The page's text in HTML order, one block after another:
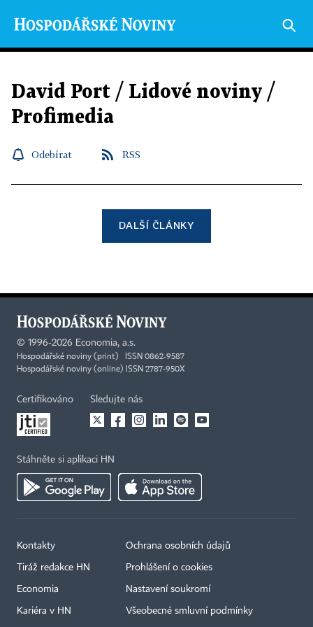
David Port / Lidové noviny /
Profimedia
Odebírat RSS
DALŠÍ ČLÁNKY
© 1996-2026 Economia, a.s.
Hospodářské noviny (print) ISSN 0862-9587
Hospodářské noviny (online) ISSN 2787-950X
Certifikováno Sledujte nás
Stáhněte si aplikaci HN
Kontakty
Tiráž redakce HN
Economia
Kariéra v HN
Ochrana osobních údajů
Prohlášení o cookies
Nastavení soukromí
Všeobecné smluvní podmínky